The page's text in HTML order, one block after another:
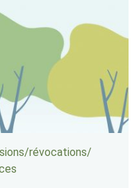
​révocations/​